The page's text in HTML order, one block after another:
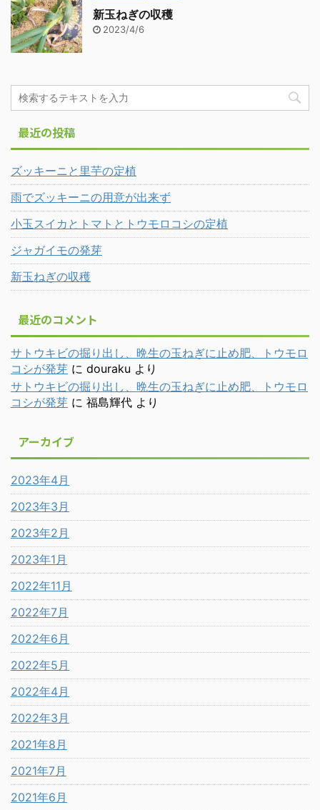
新玉ねぎの収穫
2023/4/6
最近の投稿
ズッキーニと里芋の定植
雨でズッキーニの用意が出来ず
小玉スイカとトマトとトウモロコシの定植
ジャガイモの発芽
新玉ねぎの収穫
最近のコメント
サトウキビの掘り出し、晩生の玉ねぎに止め肥、トウモロ
コシが発芽 に douraku より
サトウキビの掘り出し、晩生の玉ねぎに止め肥、トウモロ
コシが発芽 に 福島輝代 より
アーカイブ
2023年4月
2023年3月
2023年2月
2023年1月
2022年11月
2022年7月
2022年6月
2022年5月
2022年4月
2022年3月
2021年8月
2021年7月
2021年6月